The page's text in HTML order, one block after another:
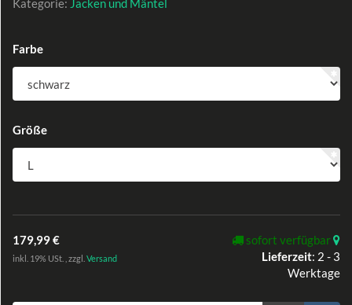
Farbe
Größe
179,99 €
inkl. 19% USt. , zzgl. Versand
sofort verfügbar
Lieferzeit: 2 - 3
Werktage